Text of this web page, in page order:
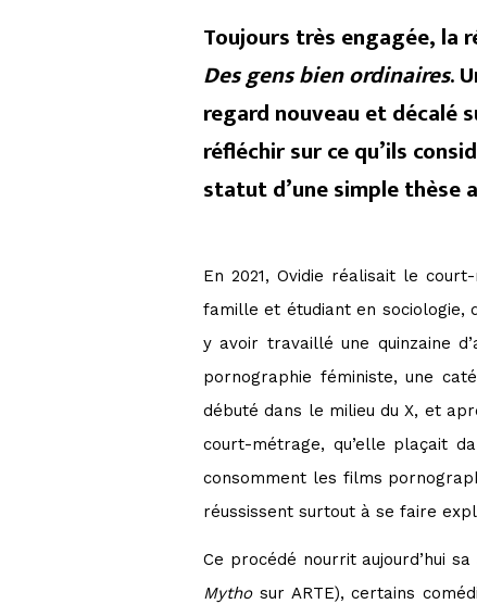
Toujours très engagée, la
Des gens bien ordinaires.
regard nouveau et décalé
réfléchir sur ce qu’ils
statut d’une simple thèse
En 2021, Ovidie réalisait le
famille et étudiant en sociologie,
y avoir travaillé une quinzaine
pornographie féministe, une
débuté dans le milieu du X, et
court-métrage, qu’elle plaçait
consomment les films
réussissent surtout à se faire
Ce procédé nourrit aujourd’hui
Mythosur ARTE), certains